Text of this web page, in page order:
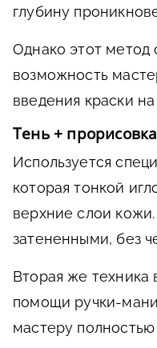
глубину
Однако этот метод
возможность
введения краски
Тень +
Используется
которая тонкой
верхние слои кожи.
затененными, без
Вторая же техника
помощи ручки-
мастеру